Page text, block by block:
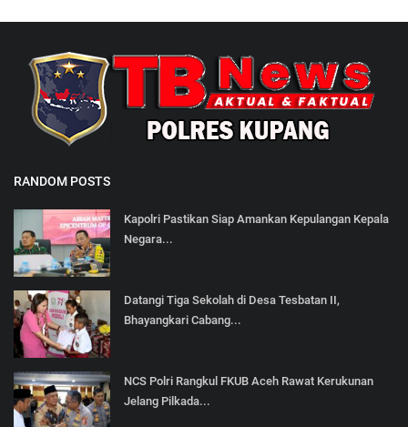
RANDOM POSTS
Kapolri Pastikan Siap Amankan Kepulangan Kepala
Negara...
Datangi Tiga Sekolah di Desa Tesbatan II,
Bhayangkari Cabang...
NCS Polri Rangkul FKUB Aceh Rawat Kerukunan
Jelang Pilkada...